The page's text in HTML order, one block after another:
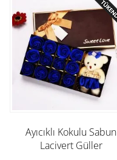
Ayıcıklı Kokulu Sabun
Lacivert Güller